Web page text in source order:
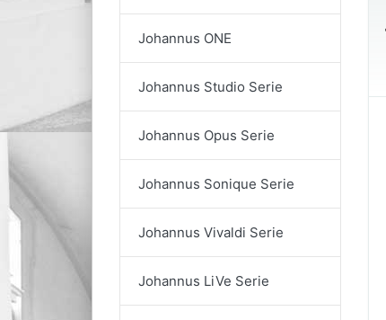
Johannus ONE
Johannus Studio Serie
Johannus Opus Serie
Johannus Sonique Serie
Johannus Vivaldi Serie
Johannus LiVe Serie